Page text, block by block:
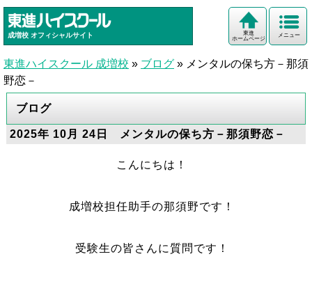
成増校 オフィシャルサイト メニュー
東進
ホームページ
東進ハイスクール 成増校 » ブログ » メンタルの保ち方－那須
野恋－
ブログ
2025年 10月 24日 メンタルの保ち方－那須野恋－
こんにちは！
成増校担任助手の那須野です！
受験生の皆さんに質問です！